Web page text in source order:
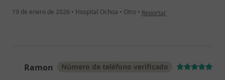
19 de enero de 2026 • Hospital Ochoa • Otro • en opinión del usuario Joanna
Reportar
Ramon Número de teléfono verificado